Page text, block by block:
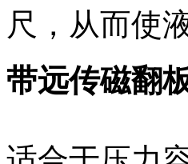
尺，从而使
带远传磁翻